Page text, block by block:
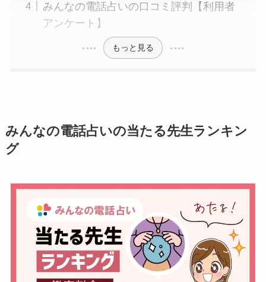
みんなの電話占いの口コミ評判【利用者
アンケート】
もっと見る
みんなの電話占いの当たる先生ランキン
グ